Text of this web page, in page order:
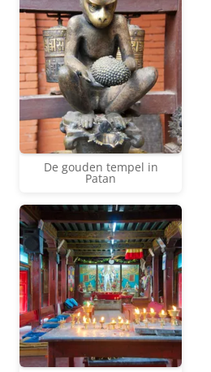
De gouden tempel in
Patan